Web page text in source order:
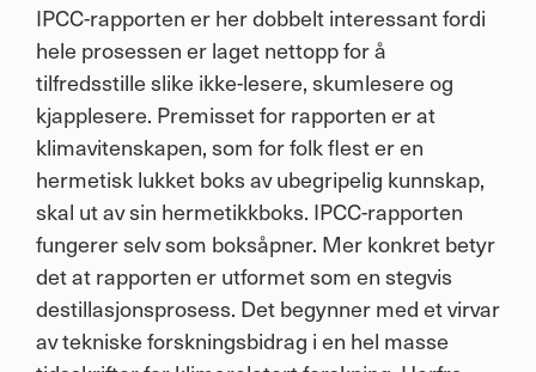
IPCC-rapporten er her dobbelt interessant fordi
hele prosessen er laget nettopp for å
tilfredsstille slike ikke-lesere, skumlesere og
kjapplesere. Premisset for rapporten er at
klimavitenskapen, som for folk flest er en
hermetisk lukket boks av ubegripelig kunnskap,
skal ut av sin hermetikkboks. IPCC-rapporten
fungerer selv som boksåpner. Mer konkret betyr
det at rapporten er utformet som en stegvis
destillasjonsprosess. Det begynner med et virvar
av tekniske forskningsbidrag i en hel masse